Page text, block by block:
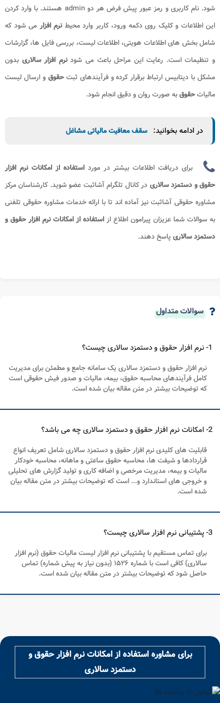
شود. نام کاربری و رمز عبور پیش فرض هر دو admin هستند. با وارد کردن
این اطلاعات و کلیک روی دکمه ورود، کاربر وارد محیط نرم افزار می شود که
شامل بخش های اطلاعات هویتی، اطلاعات لیست، بررسی فایل ها، گزارشات
و تنظیمات است. رعایت این مراحل باعث می شودنرم افزار سالاری بدون
مشکل با دیتابیس ارتباط برقرار کرده و فرآیندهای ثبتحقوقو ارسال لیست
مالیاتحقوقبه صورت روان و دقیق انجام شود.
در ادامه بخوانید: سقف معافیت مالیاتی مشاغل
برای دریافت اطلاعات بیشتر در مورد استفاده از امکانات نرم افزار
حقوق و دستمزد سالاری در کانال تلگرام آشاثبت عضو شوید. کارشناسان مرکز
مشاوره حقوقی آشاثبت نیز آماده اند تا با ارائه خدمات مشاوره حقوقی تلفنی
به سوالات شما عزیزان پیرامون اطلاع از استفاده از امکانات نرم افزار حقوق و
دستمزد سالاری پاسخ دهند.
سوالات متداول
1- نرم افزار حقوق و دستمزد سالاری چیست؟
نرم افزار حقوق و دستمزد سالاری یک سامانه جامع و مطمئن برای مدیریت
کامل فرآیندهای محاسبه حقوق، بیمه، مالیات و صدور فیش حقوقی است
که توضیحات بیشتر در متن مقاله بیان شده است.
2- امکانات نرم افزار حقوق و دستمزد سالاری چه می باشد؟
قابلیت های کلیدی نرم افزار حقوق و دستمزد سالاری شامل تعریف انواع
قراردادها و شیفت ها، محاسبه حقوق ساعتی و ماهانه، محاسبه خودکار
مالیات و بیمه، مدیریت مرخصی و اضافه کاری و تولید گزارش های تحلیلی
و خروجی های استاندارد و... است که توضیحات بیشتر در متن مقاله بیان
شده است.
3- پشتیبانی نرم افزار سالاری چیست؟
برای تماس مستقیم با پشتیبانی نرم افزار لیست مالیات حقوق (نرم افزار
سالاری) کافی است با شماره ۱۵۲۶ (بدون نیاز به پیش شماره) تماس
حاصل شود که توضیحات بیشتر در متن مقاله بیان شده است.
برای مشاوره استفاده از امکانات نرم افزار حقوق و
دستمزد سالاری